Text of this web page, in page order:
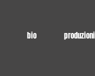
bio produzioni